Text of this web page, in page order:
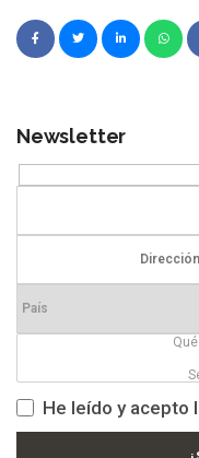
Newsletter
He leído y acepto